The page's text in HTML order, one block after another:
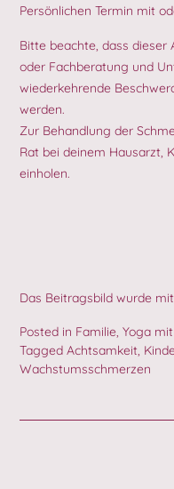
Persönlichen Termin mit
Bitte beachte, dass dieser
oder Fachberatung und
wiederkehrende
werden.
Zur Behandlung der
Rat bei deinem Hausarzt,
einholen.
Das Beitragsbild wurde
Posted in Familie, Yoga
Tagged Achtsamkeit,
Wachstumsschmerzen